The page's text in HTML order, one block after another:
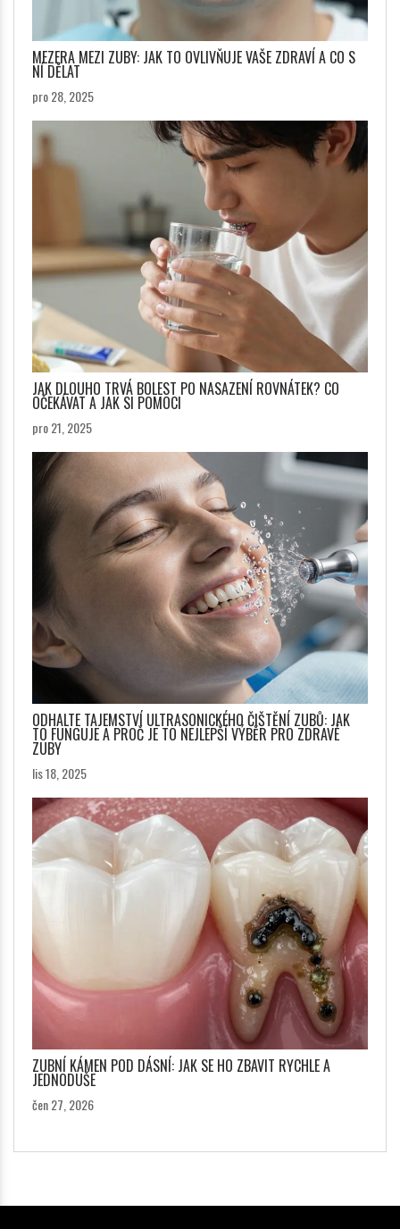
MEZERA MEZI ZUBY: JAK TO OVLIVŇUJE VAŠE ZDRAVÍ A CO S
NÍ DĚLAT
pro 28, 2025
JAK DLOUHO TRVÁ BOLEST PO NASAZENÍ ROVNÁTEK? CO
OČEKÁVAT A JAK SI POMOCI
pro 21, 2025
ODHALTE TAJEMSTVÍ ULTRASONICKÉHO ČIŠTĚNÍ ZUBŮ: JAK
TO FUNGUJE A PROČ JE TO NEJLEPŠÍ VÝBĚR PRO ZDRAVÉ
ZUBY
lis 18, 2025
ZUBNÍ KÁMEN POD DÁSNÍ: JAK SE HO ZBAVIT RYCHLE A
JEDNODUŠE
čen 27, 2026